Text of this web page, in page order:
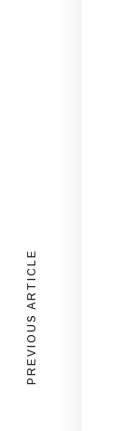
PREVIOUS ARTICLE